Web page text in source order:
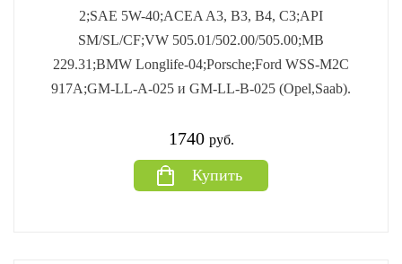
2;SAE 5W-40;ACEA A3, B3, B4, C3;API
SM/SL/CF;VW 505.01/502.00/505.00;MB
229.31;BMW Longlife-04;Porsche;Ford WSS-M2C
917A;GM-LL-A-025 и GM-LL-B-025 (Opel,Saab).
1740 руб.
Купить